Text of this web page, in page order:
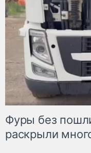
Фуры без
раскрыли